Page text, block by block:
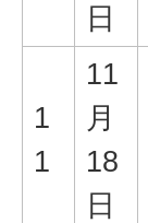
日
1
1
11
月
18
日